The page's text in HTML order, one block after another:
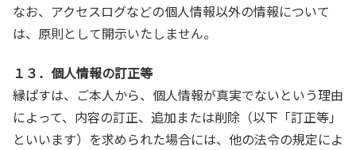
なお、アクセスログなどの個人情報以外の情報について
は、原則として開示いたしません。
１３．個人情報の訂正等
縁ぱすは、ご本人から、個人情報が真実でないという理由
によって、内容の訂正、追加または削除（以下「訂正等」
といいます）を求められた場合には、他の法令の規定によ